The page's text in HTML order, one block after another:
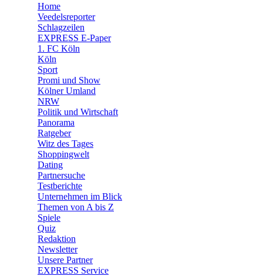
Home
Veedelsreporter
Schlagzeilen
EXPRESS E-Paper
1. FC Köln
Köln
Sport
Promi und Show
Kölner Umland
NRW
Politik und Wirtschaft
Panorama
Ratgeber
Witz des Tages
Shoppingwelt
Dating
Partnersuche
Testberichte
Unternehmen im Blick
Themen von A bis Z
Spiele
Quiz
Redaktion
Newsletter
Unsere Partner
EXPRESS Service